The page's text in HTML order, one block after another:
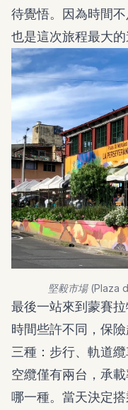
待覺悟。因為時間
也是這次旅程最大的
堅毅市場 (Plaza
最後一站來到蒙賽
時間些許不同，保
三種：步行、軌道
空纜僅有兩台，承
哪一種。當天決定